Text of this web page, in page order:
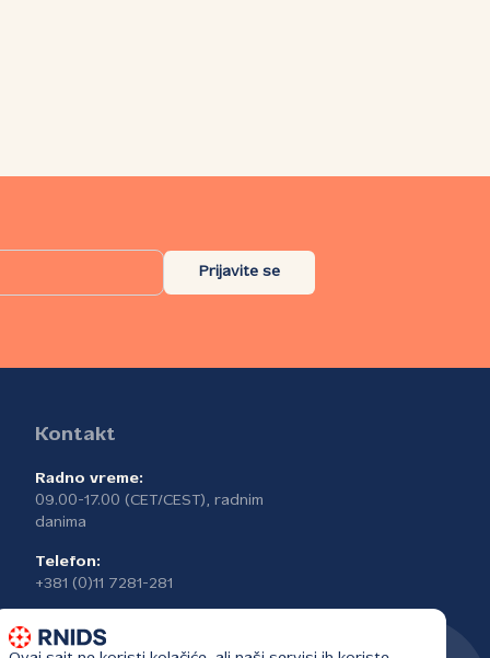
Prijavite se
Kontakt
Radno vreme:
09.00-17.00 (CET/CEST), radnim
danima
Telefon:
+381 (0)11 7281-281